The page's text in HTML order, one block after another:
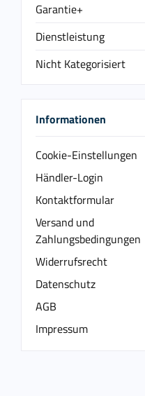
Garantie+
Dienstleistung
Nicht Kategorisiert
Informationen
Cookie-Einstellungen
Händler-Login
Kontaktformular
Versand und
Zahlungsbedingungen
Widerrufsrecht
Datenschutz
AGB
Impressum